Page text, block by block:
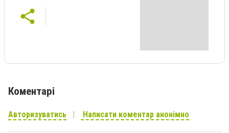
Коментарі
Авторизуватись Написати коментар анонімно